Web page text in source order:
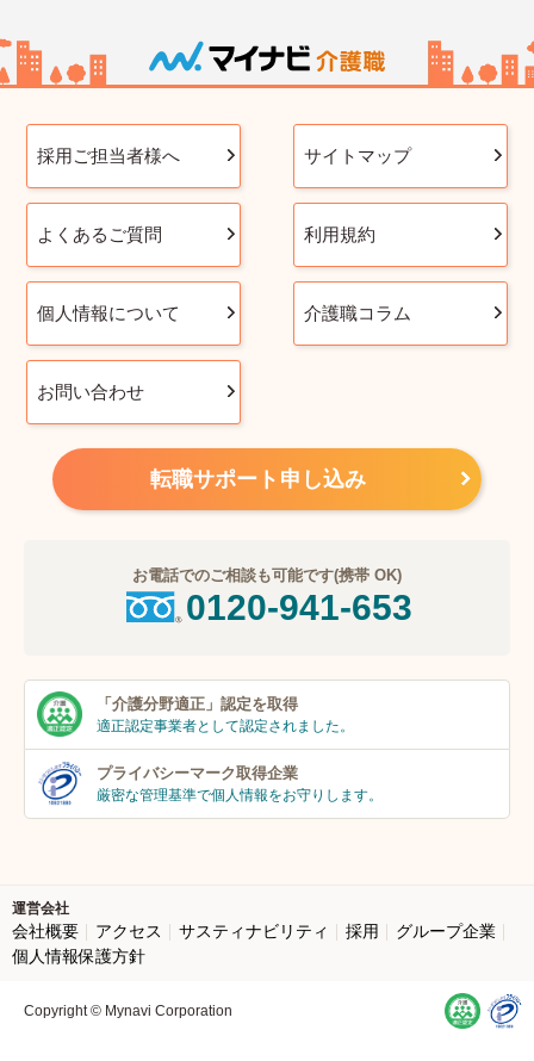
採用ご担当者様へ サイトマップ
よくあるご質問 利用規約
個人情報について 介護職コラム
お問い合わせ
転職サポート申し込み
お電話でのご相談も可能です(携帯 OK)
0120-941-653
「介護分野適正」 認定を取得
適正認定事業者として認定されました。
プライバシーマーク取得企業
厳密な管理基準で個人情報をお守りします。
運営会社
会社概要 アクセス サスティナビリティ 採用
グループ企業
個人情報保護方針
Copyright © Mynavi Corporation